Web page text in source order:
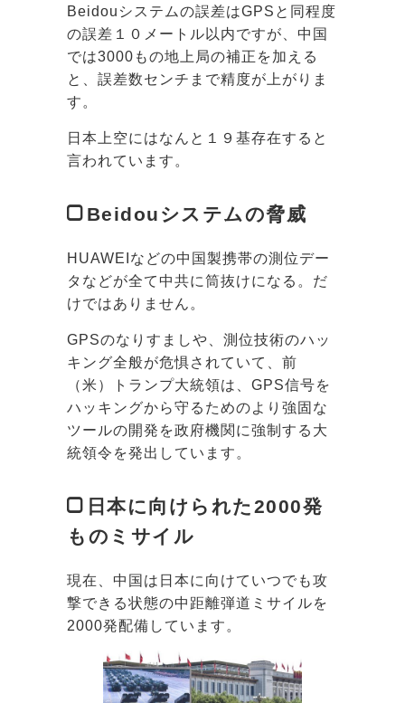
Beidouシステムの誤差はGPSと同程度
の誤差１０メートル以内ですが、中国
では3000もの地上局の補正を加える
と、誤差数センチまで精度が上がりま
す。
日本上空にはなんと１９基存在すると
言われています。
Beidou システムの脅威
HUAWEIなどの中国製携帯の測位デー
タなどが全て中共に筒抜けになる。だ
けではありません。
GPSのなりすましや、測位技術のハッ
キング全般が危惧されていて、前
（米）トランプ大統領は、GPS信号を
ハッキングから守るためのより強固な
ツールの開発を政府機関に強制する大
統領令を発出しています。
日本に向けられた2000発
ものミサイル
現在、中国は日本に向けていつでも攻
撃できる状態の中距離弾道ミサイルを
2000発配備しています。